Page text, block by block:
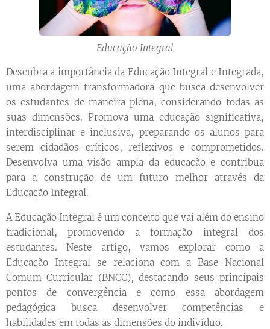
Educação Integral
Descubra a importância da Educação Integral e Integrada,
uma abordagem transformadora que busca desenvolver
os estudantes de maneira plena, considerando todas as
suas dimensões. Promova uma educação significativa,
interdisciplinar e inclusiva, preparando os alunos para
serem cidadãos críticos, reflexivos e comprometidos.
Desenvolva uma visão ampla da educação e contribua
para a construção de um futuro melhor através da
Educação Integral.
A Educação Integral é um conceito que vai além do ensino
tradicional, promovendo a formação integral dos
estudantes. Neste artigo, vamos explorar como a
Educação Integral se relaciona com a Base Nacional
Comum Curricular (BNCC), destacando seus principais
pontos de convergência e como essa abordagem
pedagógica busca desenvolver competências e
habilidades em todas as dimensões do indivíduo.